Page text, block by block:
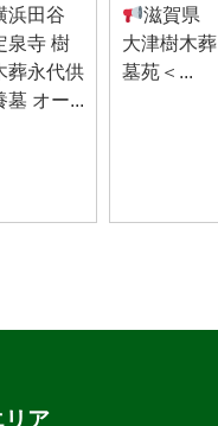
浜田谷
泉寺 樹
葬永代供
墓 オー...
滋賀県
大津樹木葬
墓苑＜...
ア